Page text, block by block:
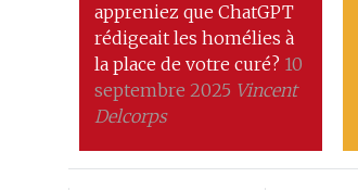
appreniez que ChatGPT
rédigeait les homélies à
la place de votre curé? 10
septembre 2025 Vincent
Delcorps